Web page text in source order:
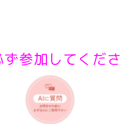
参加してくださ